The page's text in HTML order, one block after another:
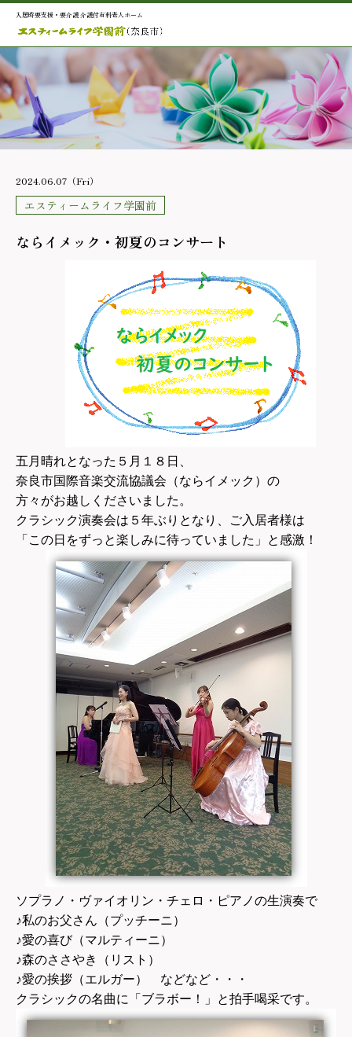
入居時要支援・要介護 介護付有料老人ホーム
2024.06.07（Fri）
エスティームライフ学園前
ならイメック・初夏のコンサート
五月晴れとなった５月１８日、
奈良市国際音楽交流協議会（ならイメック）の
方々がお越しくださいました。
クラシック演奏会は５年ぶりとなり、ご入居者様は
「この日をずっと楽しみに待っていました」と感激！
ソプラノ・ヴァイオリン・チェロ・ピアノの生演奏で
♪私のお父さん（プッチーニ）
♪愛の喜び（マルティーニ）
♪森のささやき（リスト）
♪愛の挨拶（エルガー） などなど・・・
クラシックの名曲に「ブラボー！」と拍手喝采です。